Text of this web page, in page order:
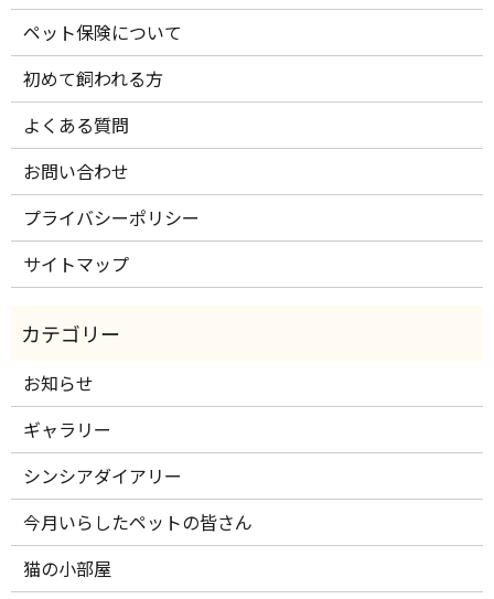
ペット保険について
初めて飼われる方
よくある質問
お問い合わせ
プライバシーポリシー
サイトマップ
お知らせ
ギャラリー
シンシアダイアリー
今月いらしたペットの皆さん
猫の小部屋